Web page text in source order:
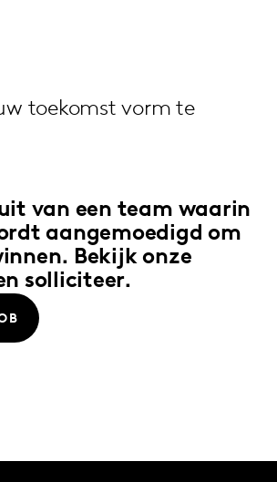
toekomst vorm te
van een team waarin
aangemoedigd om
Bekijk onze
solliciteer.